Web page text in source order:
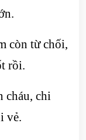
còn từ chối,
rồi.
cháu, chi
vẻ.